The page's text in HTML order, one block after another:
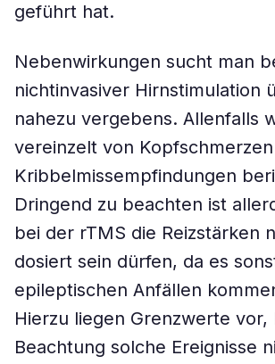
geführt hat.
Nebenwirkungen sucht man
nichtinvasiver Hirnstimulation
nahezu vergebens. Allenfalls
vereinzelt von
Kribbelmissempfindungen
Dringend zu beachten ist
bei der rTMS die Reizstärken
dosiert sein dürfen, da es
epileptischen Anfällen
Hierzu liegen Grenzwerte vor,
Beachtung solche Ereignisse